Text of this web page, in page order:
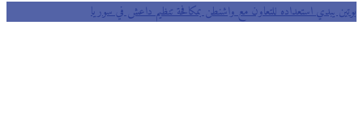
بوتين يبدي استعداده للتعاون مع واشنطن بمكافحة تنظيم داعش في سوريا